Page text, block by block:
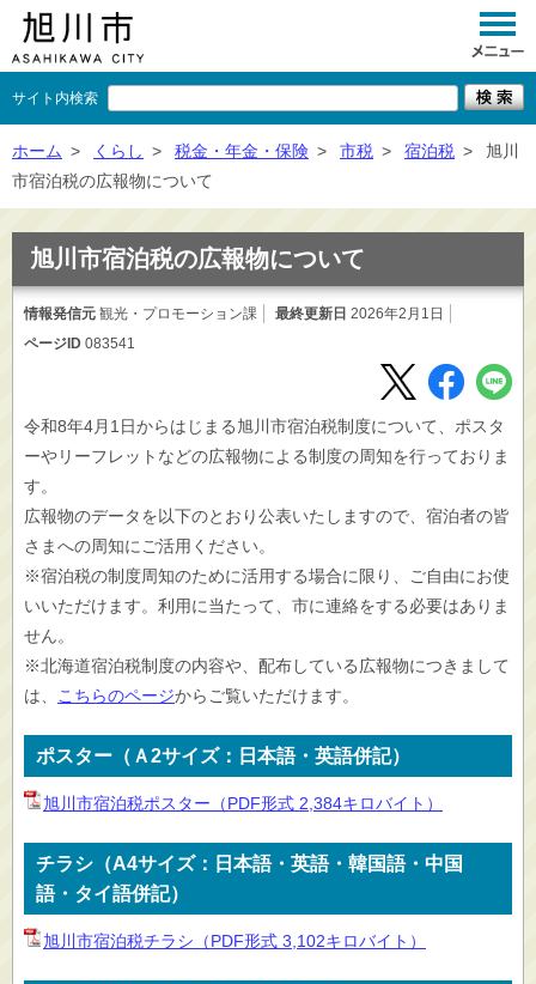
サイト内検索
くらし
観光
事業者向け
×
ホーム > くらし > 税金・年金・保険 > 市税 > 宿泊税 >
旭川
市宿泊税の広報物について
旭川市宿泊税の広報物について
情報発信元 観光・プロモーション課 最終更新日 2026年2月1日
ページID 083541
令和8年4月1日からはじまる旭川市宿泊税制度について、ポスタ
ーやリーフレットなどの広報物による制度の周知を行っておりま
す。
広報物のデータを以下のとおり公表いたしますので、宿泊者の皆
さまへの周知にご活用ください。
※宿泊税の制度周知のために活用する場合に限り、ご自由にお使
いいただけます。利用に当たって、市に連絡をする必要はありま
せん。
※北海道宿泊税制度の内容や、配布している広報物につきまして
は、
こちらのページからご覧いただけます。
ポスター（Ａ2サイズ：日本語・英語併記）
旭川市宿泊税ポスター（PDF形式 2,384キロバイト）
チラシ（A4サイズ：日本語・英語・韓国語・中国
語・タイ語併記）
旭川市宿泊税チラシ（PDF形式 3,102キロバイト）